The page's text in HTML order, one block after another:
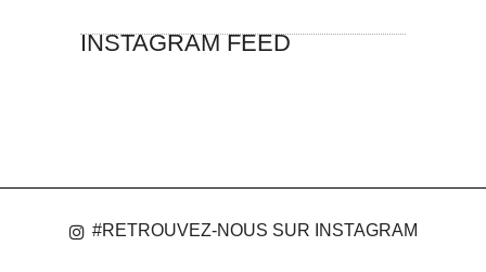
INSTAGRAM FEED
#RETROUVEZ-NOUS SUR INSTAGRAM